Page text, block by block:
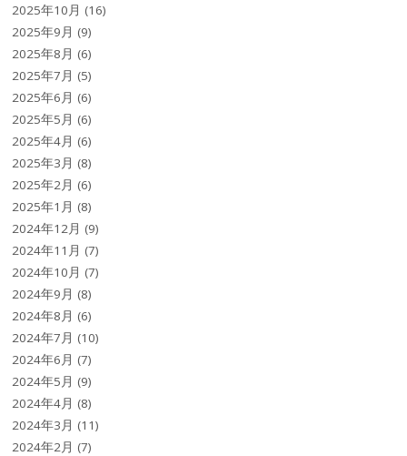
2025年10月 (16)
2025年9月 (9)
2025年8月 (6)
2025年7月 (5)
2025年6月 (6)
2025年5月 (6)
2025年4月 (6)
2025年3月 (8)
2025年2月 (6)
2025年1月 (8)
2024年12月 (9)
2024年11月 (7)
2024年10月 (7)
2024年9月 (8)
2024年8月 (6)
2024年7月 (10)
2024年6月 (7)
2024年5月 (9)
2024年4月 (8)
2024年3月 (11)
2024年2月 (7)